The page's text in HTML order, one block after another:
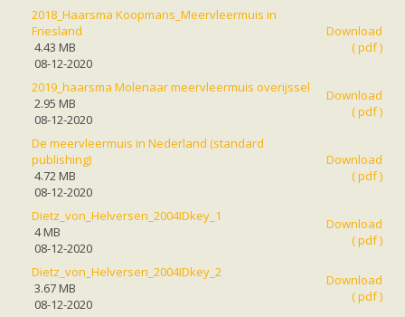
Landelijk zoogdierwerkgroepen
Internationaal
Landelijke natuurverenigingen
Ik wil graag mee op vleermuisexcursie
Vleermuizen in de tuin
Aankondiging activiteiten
Ik ben op zoek naar een detector
Ecologie en soorten
Hoe vleermuizen leven
Voedsel en jagen
Verblijfplaatsen
Soorten
Baardvleermuis
Bechsteins vleermuis
Bosvleermuis
2018_Haarsma Koopmans_Meervleermuis in
Friesland
4.43 MB
08-12-2020
Download
( pdf )
2019_haarsma Molenaar meervleermuis overijssel
2.95 MB
08-12-2020
Download
( pdf )
De meervleermuis in Nederland (standard
publishing)
4.72 MB
08-12-2020
Download
( pdf )
Dietz_von_Helversen_2004IDkey_1
4 MB
08-12-2020
Download
( pdf )
Dietz_von_Helversen_2004IDkey_2
3.67 MB
08-12-2020
Download
( pdf )